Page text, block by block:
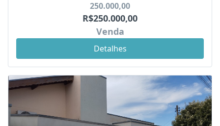
250.000,00
R$250.000,00
Venda
Detalhes